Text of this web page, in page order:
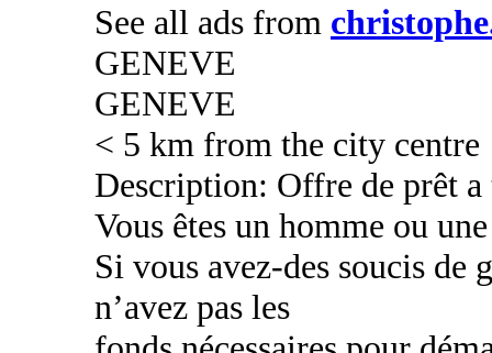
See all ads from
GENEVE
GENEVE
< 5 km from the city centre
Description: Offre de prêt
Vous êtes un homme ou
Si vous avez-des soucis de
n’avez pas les